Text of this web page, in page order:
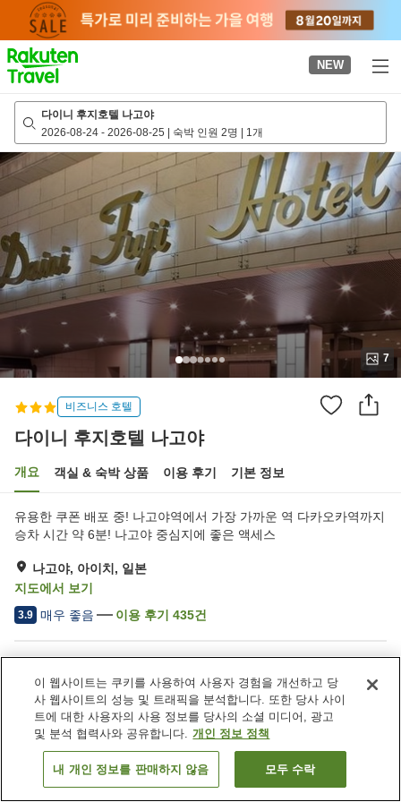
page
NEW
다이니 후지호텔 나고야
2026-08-24 - 2026-08-25 | 숙박 인원 2명 | 1개
7
비즈니스 호텔
다이니 후지호텔 나고야
개요 객실 & 숙박 상품 이용 후기 기본 정보
유용한 쿠폰 배포 중! 나고야역에서 가장 가까운 역 다카오카역까지
승차 시간 약 6분! 나고야 중심지에 좋은 액세스
나고야, 아이치, 일본
지도에서 보기
3.9 매우 좋음 이용 후기 435건
주차장
스파 / 미용실
자동판매기
회의실
객실 보기
이 웹사이트는 쿠키를 사용하여 사용자 경험을 개선하고 당
사 웹사이트의 성능 및 트래픽을 분석합니다. 또한 당사 사이
트에 대한 사용자의 사용 정보를 당사의 소셜 미디어, 광고
및 분석 협력사와 공유합니다. 개인 정보 정책
내 개인 정보를 판매하지 않음 모두 수락